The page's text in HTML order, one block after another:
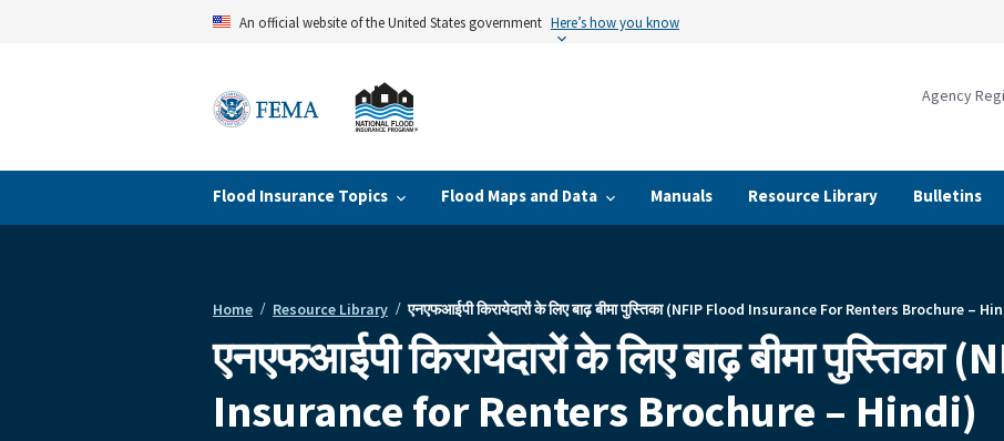
An official website of the United States government Here’s how you know
Flood Insurance Topics Flood Maps and Data Manuals Resource Library Bulletins
Agency
Breadcrumb
Home Resource Library एनएफआईपी किरायेदारों के लिए बाढ़ बीमा पुस्तिका (NFIP Flood Insurance For Renters Brochure –
एनएफआईपी किरायेदारों के लिए बाढ़ बीमा पुस्तिका
Insurance for Renters Brochure – Hindi)